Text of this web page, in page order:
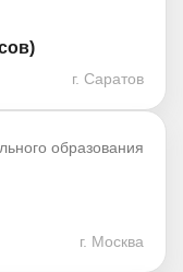
г. Саратов
образования
г. Москва